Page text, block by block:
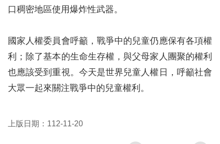
無
快
捷
鍵
口稠密地區使用爆炸性武器。
國家人權委員會呼籲，戰爭中的兒童仍應保有各項權
利；除了基本的生命生存權，與父母家人團聚的權利
也應該受到重視。今天是世界兒童人權日，呼籲社會
大眾一起來關注戰爭中的兒童權利。
上版日期：112-11-20